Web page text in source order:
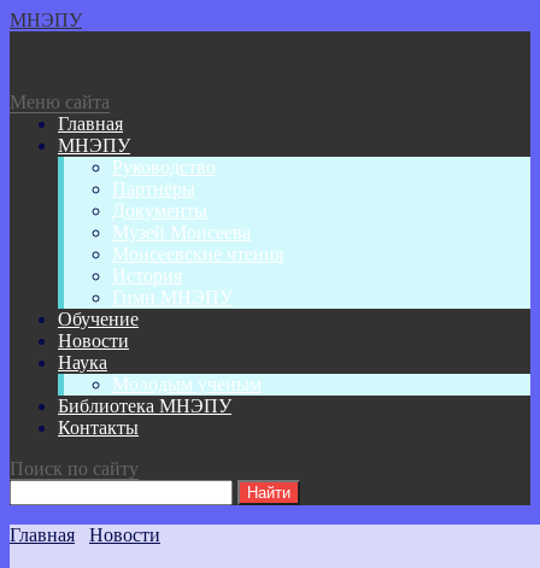
МНЭПУ
Меню сайта
Главная
МНЭПУ
Руководство
Партнёры
Документы
Музей Моисеева
Моисеевские чтения
История
Гимн МНЭПУ
Обучение
Новости
Наука
Молодым ученым
Библиотека МНЭПУ
Контакты
Поиск по сайту
Главная Новости